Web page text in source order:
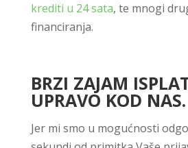
krediti u 24 sata, te mnogi
financiranja.
BRZI ZAJAM
UPRAVO KOD NAS.
Jer mi smo u mogućnosti